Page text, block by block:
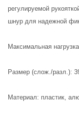
регулируемой
шнур для надежной
Максимальная
Размер (слож./разл.):
Материал: пластик,